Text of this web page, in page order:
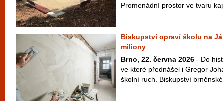
Promenádní prostor ve tvaru
Biskupství opraví školu na
miliony
Brno, 22. června 2026 - Do
ve které přednášel i Gregor
školní ruch. Biskupství